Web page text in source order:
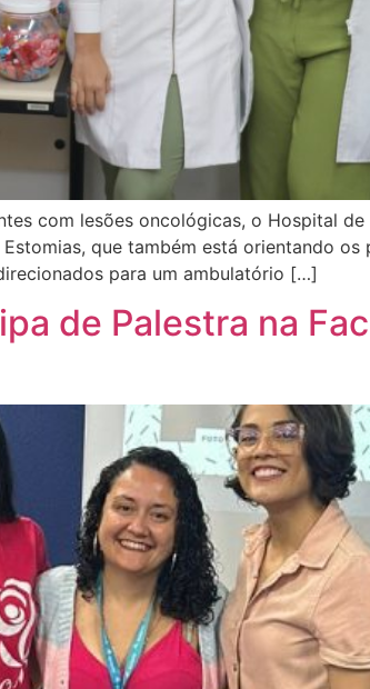
com lesões oncológicas, o Hospital
que também está orientando
para um ambulatório […]
de Palestra na